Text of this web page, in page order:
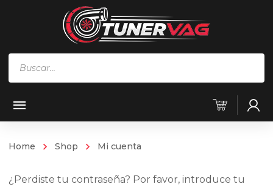
Home Shop Mi cuenta
¿Perdiste tu contraseña? Por favor, introduce tu